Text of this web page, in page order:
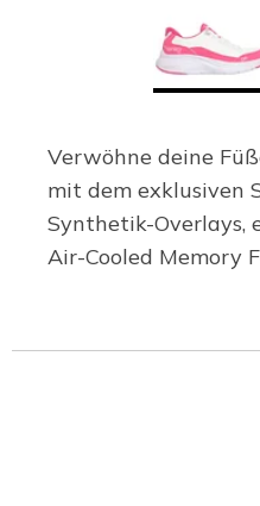
Verwöhne deine
mit dem exklusiven
Synthetik-Overlays,
Air-Cooled Memory